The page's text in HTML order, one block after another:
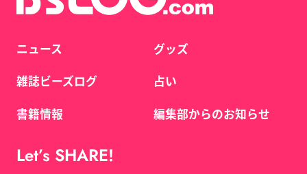
ニュース
雑誌ビーズログ
書籍情報
グッズ
占い
編集部からのお知らせ
Let’s SHARE!